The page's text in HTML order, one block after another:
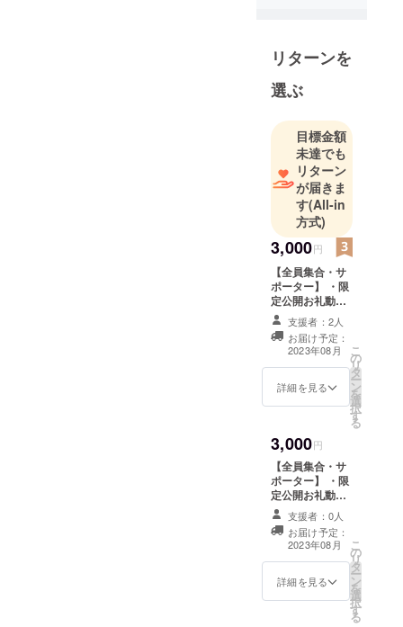
ます。
リターンを
選ぶ
目標金額
未達でも
リターン
が届きま
す(All-in
方式)
3,000円
【全員集合・サ
ポーター】 ・限
定公開お礼動画
の閲覧URL
支援者：2人
お届け予定：
2023年08月
詳細を見る
こ
の
リ
タ
ー
ン
を
選
択
す
る
3,000円
【全員集合・サ
ポーター】 ・限
定公開お礼動画
の閲覧URL
支援者：0人
お届け予定：
2023年08月
詳細を見る
こ
の
リ
タ
ー
ン
を
選
択
す
る